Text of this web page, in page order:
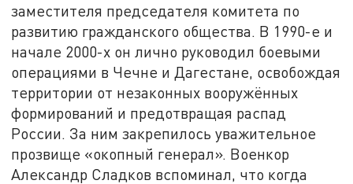
заместителя председателя комитета по
развитию гражданского общества. В 1990-е и
начале 2000-х он лично руководил боевыми
операциями в Чечне и Дагестане, освобождая
территории от незаконных вооружённых
формирований и предотвращая распад
России. За ним закрепилось уважительное
прозвище «окопный генерал». Военкор
Александр Сладков вспоминал, что когда